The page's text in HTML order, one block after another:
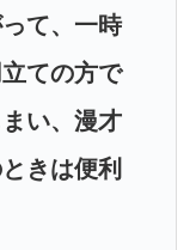
て、一時
ての方で
い、漫才
きは便利